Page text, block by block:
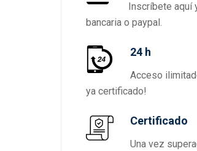
Inscríbete aquí
bancaria o paypal.
24 h
Acceso
ya certificado!
Certificado
Una vez